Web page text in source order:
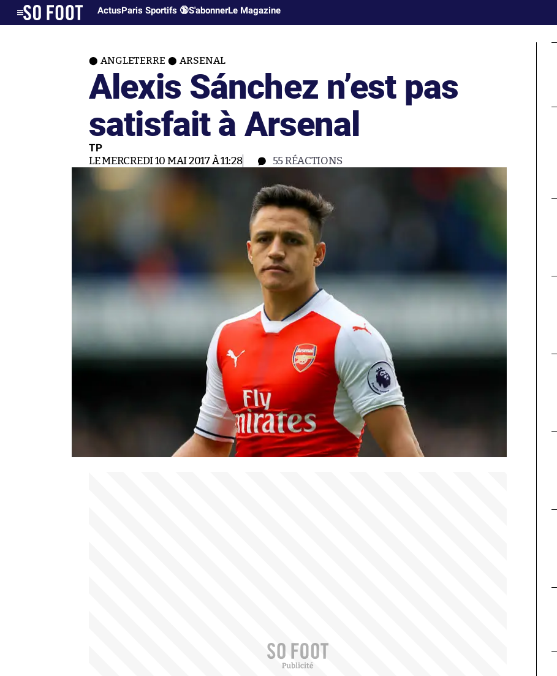
ActusParis Sportifs 🔞S'abonnerLe Magazine
ANGLETERRE ARSENAL
Alexis Sánchez n’est pas
satisfait à Arsenal
TP
LE MERCREDI 10 MAI 2017 À 11:28 55RÉACTIONS